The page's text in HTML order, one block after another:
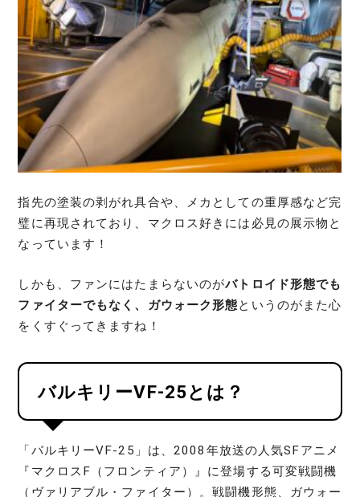
指先の塗装の剥がれ具合や、メカとしての重厚感など完
璧に再現されており、マクロス好きには必見の展示物と
なっています！
しかも、ファンにはたまらないのがバトロイド形態でも
ファイターでもなく、ガウォーク形態というのがまた心
をくすぐってきますね！
バルキリーVF-25とは？
「バルキリーVF‑25」は、2008年放送の人気SFアニメ
『マクロスF（フロンティア）』に登場する可変戦闘機
（ヴァリアブル・ファイター）。戦闘機形態、ガウォー